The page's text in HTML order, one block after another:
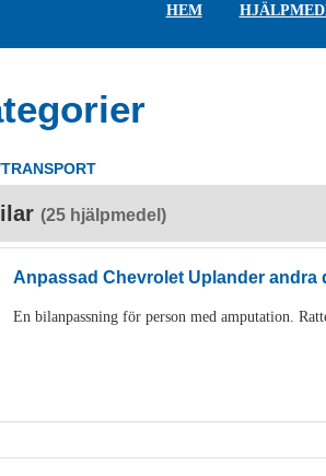
HEM
(25 hjälpmedel)
Anpassad Chevrolet Uplander andra
En bilanpassning för person med amputation.